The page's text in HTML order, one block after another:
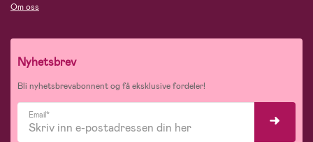
Om oss
Nyhetsbrev
Bli nyhetsbrevabonnent og få eksklusive fordeler!
Email*